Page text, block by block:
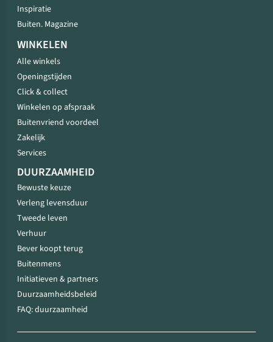
Inspiratie
Buiten. Magazine
WINKELEN
Alle winkels
Openingstijden
Click & collect
Winkelen op afspraak
Buitenvriend voordeel
Zakelijk
Services
DUURZAAMHEID
Bewuste keuze
Verleng levensduur
Tweede leven
Verhuur
Bever koopt terug
Buitenmens
Initiatieven & partners
Duurzaamheidsbeleid
FAQ: duurzaamheid